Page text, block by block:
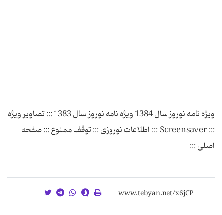
ویژه نامه نوروز سال 1384 ویژه نامه نوروز سال 1383 ::: تصاویر ویژه
::: Screensaver ::: اطلاعات نوروزی ::: توقف ممنوع ::: صفحه
اصلی :::